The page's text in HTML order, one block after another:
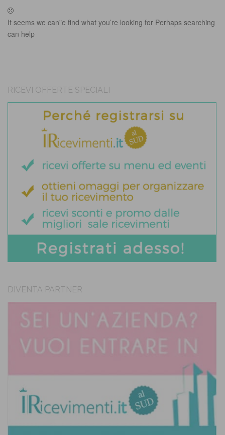
It seems we can"e find what you’re looking for Perhaps searching
can help
RICEVI OFFERTE SPECIALI
DIVENTA PARTNER